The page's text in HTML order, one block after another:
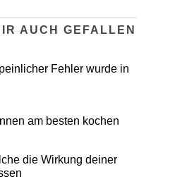
AUCH GEFALLEN
Fehler wurde in
am besten kochen
die Wirkung deiner